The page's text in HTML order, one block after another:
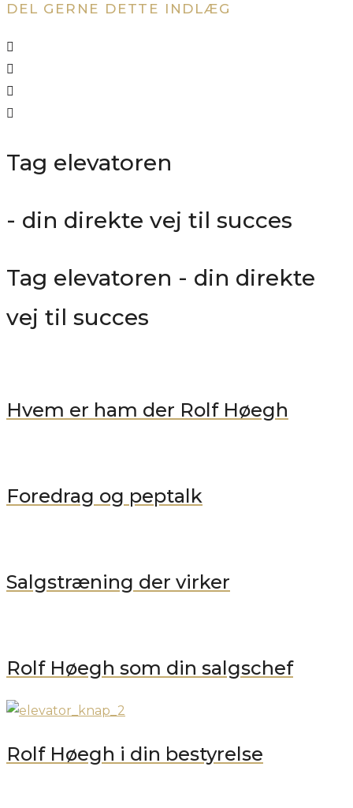
DEL GERNE DETTE INDLÆG
Tag elevatoren
- din direkte vej til succes
Tag elevatoren - din direkte
vej til succes
Hvem er ham der Rolf Høegh
Foredrag og peptalk
Salgstræning der virker
Rolf Høegh som din salgschef
Rolf Høegh i din bestyrelse